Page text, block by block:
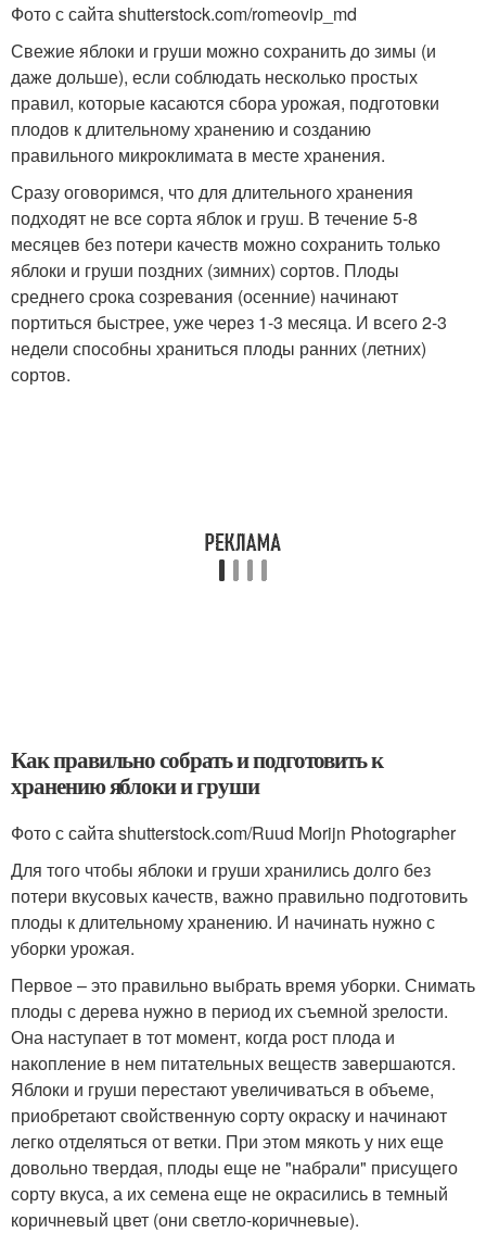
Фото с сайта shutterstock.com/romeovip_md
Свежие яблоки и груши можно сохранить до зимы (и
даже дольше), если соблюдать несколько простых
правил, которые касаются сбора урожая, подготовки
плодов к длительному хранению и созданию
правильного микроклимата в месте хранения.
Сразу оговоримся, что для длительного хранения
подходят не все сорта яблок и груш. В течение 5-8
месяцев без потери качеств можно сохранить только
яблоки и груши поздних (зимних) сортов. Плоды
среднего срока созревания (осенние) начинают
портиться быстрее, уже через 1-3 месяца. И всего 2-3
недели способны храниться плоды ранних (летних)
сортов.
Как правильно собрать и подготовить к
хранению яблоки и груши
Фото с сайта shutterstock.com/Ruud Morijn Photographer
Для того чтобы яблоки и груши хранились долго без
потери вкусовых качеств, важно правильно подготовить
плоды к длительному хранению. И начинать нужно с
уборки урожая.
Первое – это правильно выбрать время уборки. Снимать
плоды с дерева нужно в период их съемной зрелости.
Она наступает в тот момент, когда рост плода и
накопление в нем питательных веществ завершаются.
Яблоки и груши перестают увеличиваться в объеме,
приобретают свойственную сорту окраску и начинают
легко отделяться от ветки. При этом мякоть у них еще
довольно твердая, плоды еще не "набрали" присущего
сорту вкуса, а их семена еще не окрасились в темный
коричневый цвет (они светло-коричневые).